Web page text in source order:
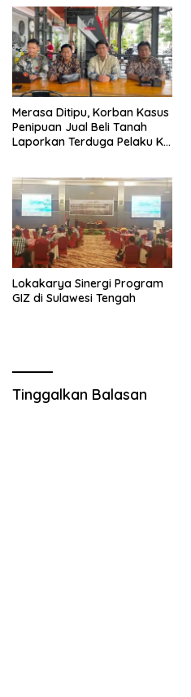
Merasa Ditipu, Korban Kasus
Penipuan Jual Beli Tanah
Laporkan Terduga Pelaku Ke
Lokakarya Sinergi Program
GIZ di Sulawesi Tengah
Tinggalkan Balasan